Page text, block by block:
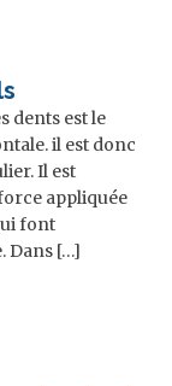
dents est le
il est donc
Il est
appliquée
font
Dans […]